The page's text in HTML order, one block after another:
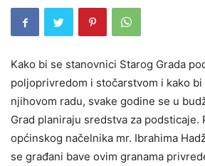
Kako bi se stanovnici Starog Grada
poljoprivredom i stočarstvom i kako
njihovom radu, svake godine se u
Grad planiraju sredstva za podsticaje.
općinskog načelnika mr. Ibrahima
se građani bave ovim granama